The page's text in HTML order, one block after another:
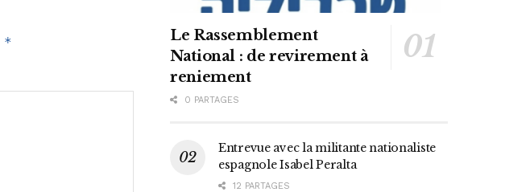
*
Le Rassemblement
National : de revirement à
reniement
0 PARTAGES
Entrevue avec la militante nationaliste
espagnole Isabel Peralta
12 PARTAGES